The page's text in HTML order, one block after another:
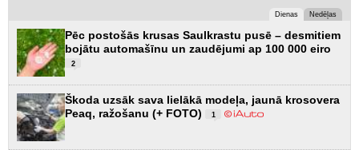
Dienas Nedēļas
Pēc postošās krusas Saulkrastu pusē – desmitiem
bojātu automašīnu un zaudējumi ap 100 000 eiro
2
Škoda uzsāk sava lielākā modeļa, jaunā krosovera
Peaq, ražošanu (+ FOTO)
1